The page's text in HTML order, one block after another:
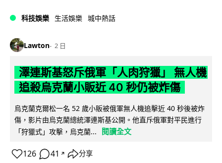
科技娛樂 生活娛樂 城中熱話
Lawton 2 日
澤連斯基怒斥俄軍「人肉狩獵」 無人機
追殺烏克蘭小販近 40 秒仍被炸傷
烏克蘭克爾松一名 52 歲小販被俄軍無人機追擊近 40 秒後被炸
傷，影片由烏克蘭總統澤連斯基公開。他直斥俄軍對平民進行
「狩獵式」攻擊，烏克蘭...
閱讀全文
126 41 ↗ 分享